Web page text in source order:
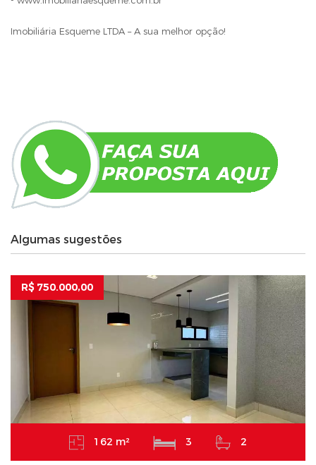
Imobiliária Esqueme LTDA – A sua melhor opção!
Algumas sugestões
R$ 750.000,00
162 m² 3 2